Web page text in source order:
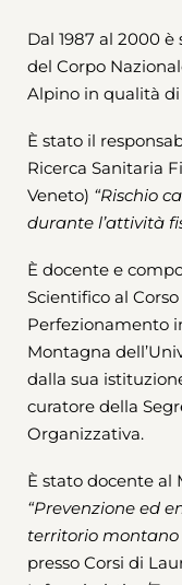
Dal 1987 al 2000
del Corpo
Alpino in qualità
È stato il
Ricerca Sanitaria
Veneto) “Rischio
durante l’attività
È docente e
Scientifico al
Perfezionamento
Montagna
dalla sua
curatore della
Organizzativa.
È stato docente al
“Prevenzione ed
territorio montano
presso Corsi di